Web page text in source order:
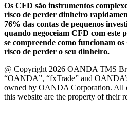
Os CFD são instrumentos
risco de perder dinheiro
76% das contas de pequenos
quando negoceiam CFD com este
se compreende como funcionam
risco de perder o seu dinheiro.
@ Copyright 2026 OANDA TMS
“OANDA”, “fxTrade” and
owned by OANDA Corporation. All
this website are the property of their